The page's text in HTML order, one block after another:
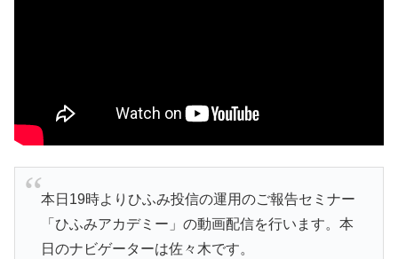
本日19時よりひふみ投信の運用のご報告セミナー
「ひふみアカデミー」の動画配信を行います。本
日のナビゲーターは佐々木です。